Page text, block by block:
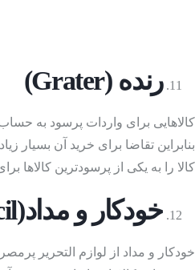
رنده(Grater
)
کالاهایی برای واردات پرسود به
کالا را به یکی از پرسودترین کالاها
خودکار و مداد(Pen And Pencil
خودکار و مداد از لوازم التحریر